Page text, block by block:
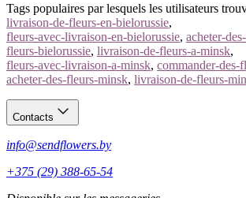
Tags populaires par lesquels les utilisateurs
livraison-de-fleurs-en-bielorussie,
fleurs-avec-livraison-en-bielorussie, acheter-
fleurs-bielorussie, livraison-de-fleurs-a-minsk,
fleurs-avec-livraison-a-minsk, commander-des-
acheter-des-fleurs-minsk, livraison-de-fleurs-
Contacts
info@sendflowers.by
+375 (29) 388-65-54